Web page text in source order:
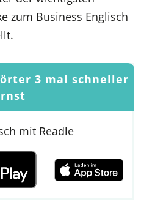
zum Business Englisch
3 mal schneller
mit Readle